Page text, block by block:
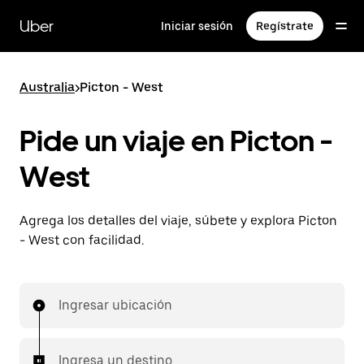
contenido
principal
Uber Iniciar sesión Regístrate
Australia>Picton - West
Pide un viaje en Picton -
West
Agrega los detalles del viaje, súbete y explora Picton
- West con facilidad.
Ingresar ubicación
Ingresa un destino